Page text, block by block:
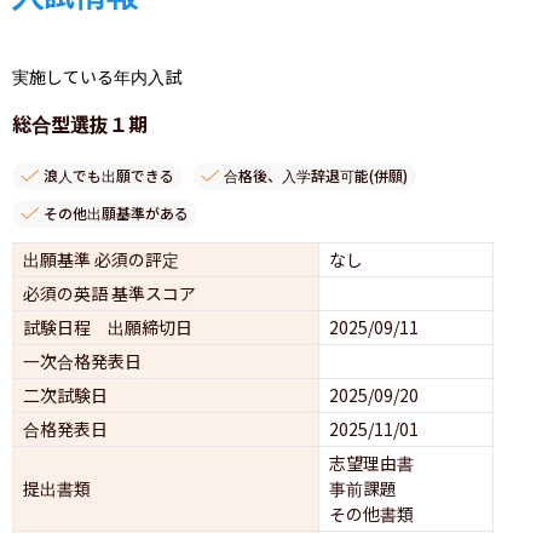
実施している年内入試
総合型選抜１期
浪人でも出願できる
合格後、入学辞退可能(併願)
その他出願基準がある
出願基準 必須の評定
なし
必須の英語 基準スコア
試験日程 出願締切日
2025/09/11
一次合格発表日
二次試験日
2025/09/20
合格発表日
2025/11/01
提出書類
志望理由書
事前課題
その他書類